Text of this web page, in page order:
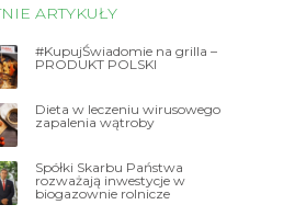
ARTYKUŁY
#KupujŚwiadomie na grilla –
PRODUKT POLSKI
Dieta w leczeniu wirusowego
zapalenia wątroby
Spółki Skarbu Państwa
rozważają inwestycje w
biogazownie rolnicze